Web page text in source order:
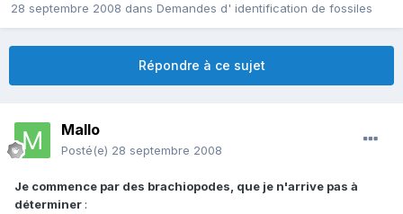
28 septembre 2008 dans Demandes d' identification de fossiles
Répondre à ce sujet
Mallo
Posté(e) 28 septembre 2008
Je commence par des brachiopodes, que je n'arrive pas à
déterminer :